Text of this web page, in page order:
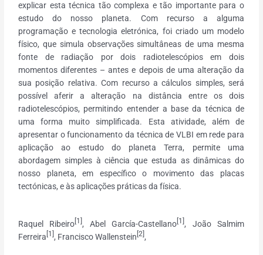
explicar esta técnica tão complexa e tão importante para o
estudo do nosso planeta. Com recurso a alguma
programação e tecnologia eletrónica, foi criado um modelo
físico, que simula observações simultâneas de uma mesma
fonte de radiação por dois radiotelescópios em dois
momentos diferentes – antes e depois de uma alteração da
sua posição relativa. Com recurso a cálculos simples, será
possível aferir a alteração na distância entre os dois
radiotelescópios, permitindo entender a base da técnica de
uma forma muito simplificada. Esta atividade, além de
apresentar o funcionamento da técnica de VLBI em rede para
aplicação ao estudo do planeta Terra, permite uma
abordagem simples à ciência que estuda as dinâmicas do
nosso planeta, em específico o movimento das placas
tectónicas, e às aplicações práticas da física.
Raquel Ribeiro [1] , Abel García-Castellano [1] , João Salmim
Ferreira [1] , Francisco Wallenstein [2] ,